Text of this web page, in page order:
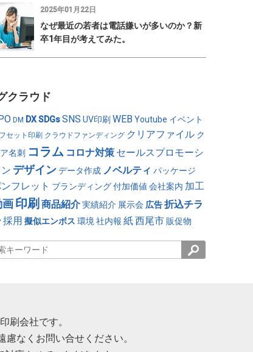
2025年01月22日
なぜ最近の若者は電話嫌いが多いのか？新
卒1年目が考えてみた。
クラウド
DM DX SDGs SNS UV印刷 WEB Youtube イベント
セット印刷 クラウドファンディング クリアファイル ク
名刺 コラム コロナ対策 セールスプロモーシ
ン デザイン データ作成 ノベルティ パッケージ
フレット ブランディング 付加価値 会社案内 加工
画 印刷 商品紹介 実績紹介 展示会 広告 折込チラ
採用 擬似エンボス 環境 社内報 紙西尾市 販促物
刷会社です。
なくお問い合せください。